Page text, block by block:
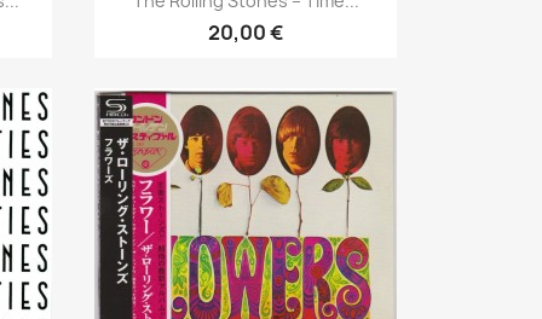
20,00 €